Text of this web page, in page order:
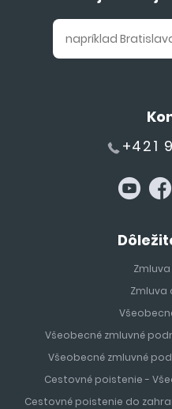
stovky aktivít zabezpečujú,
rodičia si môžu skutočne
dokonca detské izby s
Základné informácie o
: Ankara
: turecká líra (TRY)
V turistických
kartou alebo si vymeniť
Počet obyvateľov:
Časový posun: +1
zime)
problémov dorozumiete
+421
Zmluva
Všeobecné zmluvné
Všeobecné zmluvné
Cestovné poistenie -
Cestovné poistenie do